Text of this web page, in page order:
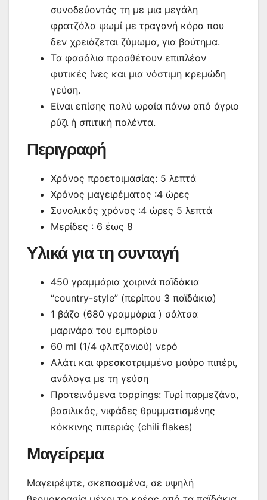
συνοδεύοντάς τη με μια μεγάλη
φρατζόλα ψωμί με τραγανή κόρα που
δεν χρειάζεται ζύμωμα, για βούτημα.
Τα φασόλια προσθέτουν επιπλέον
φυτικές ίνες και μια νόστιμη κρεμώδη
γεύση.
Είναι επίσης πολύ ωραία πάνω από άγριο
ρύζι ή σπιτική πολέντα.
Περιγραφή
Χρόνος προετοιμασίας: 5 λεπτά
Χρόνος μαγειρέματος :4 ώρες
Συνολικός χρόνος :4 ώρες 5 λεπτά
Μερίδες : 6 έως 8
Υλικά για τη συνταγή
450 γραμμάρια χοιρινά παϊδάκια
“country-style” (περίπου 3 παϊδάκια)
1 βάζο (680 γραμμάρια ) σάλτσα
μαρινάρα του εμπορίου
60 ml (1/4 φλιτζανιού) νερό
Αλάτι και φρεσκοτριμμένο μαύρο πιπέρι,
ανάλογα με τη γεύση
Προτεινόμενα toppings: Τυρί παρμεζάνα,
βασιλικός, νιφάδες θρυμματισμένης
κόκκινης πιπεριάς (chili flakes)
Μαγείρεμα
Μαγειρέψτε, σκεπασμένα, σε υψηλή